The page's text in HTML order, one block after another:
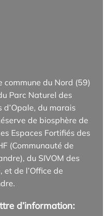
commune du Nord (59)
Parc Naturel des
du marais
de biosphère de
Espaces Fortifiés des
(Communauté de
du SIVOM des
et de l’Office de
d’information: